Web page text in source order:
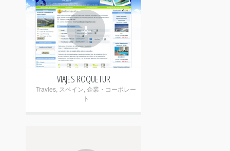
+
VIAJES ROQUETUR
Travles スペイン 企業・コーポレー
ト